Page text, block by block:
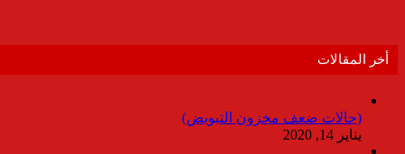
أخر المقالات
(حالات ضعف مخزون التبويض)
يناير 14, 2020